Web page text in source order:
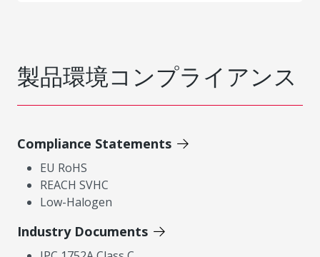
製品環境コンプライアンス
Compliance Statements
EU RoHS
REACH SVHC
Low-Halogen
Industry Documents